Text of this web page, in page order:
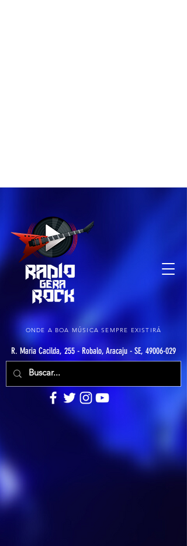
ONDE A BOA MÚSICA SEMPRE EXISTIRÁ
R. Maria Cacilda, 255 - Robalo, Aracaju - SE, 49006-029